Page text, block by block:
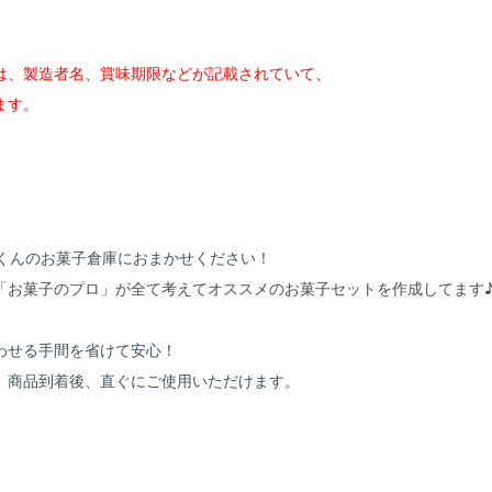
製造者名、賞味期限などが記載されていて、
。
のお菓子倉庫におまかせください！
菓子のプロ」が全て考えてオススメのお菓子セットを作成してます
る手間を省けて安心！
品到着後、直ぐにご使用いただけます。